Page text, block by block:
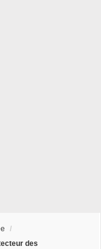
/
des